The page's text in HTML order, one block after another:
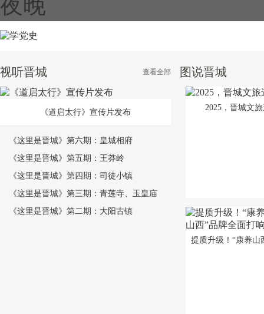
视听晋城 查看全部
《道启太行》宣传片发布
《这里是晋城》第六期：皇城相府
《这里是晋城》第五期：王莽岭
《这里是晋城》第四期：司徒小镇
《这里是晋城》第三期：青莲寺、玉皇庙
《这里是晋城》第二期：大阳古镇
图说晋城
2025，晋城文
提质升级！“康养山